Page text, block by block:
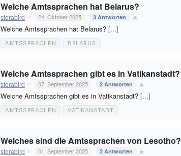
Welche Amtssprachen hat Belarus?
storabird 24. Oktober 2025 3 Antworten
Welche Amtssprachen hat Belarus? [...]
AMTSSPRACHEN BELARUS
Welche Amtssprachen gibt es in Vatikanstadt?
storabird 07. September 2025 2 Antworten
Welche Amtssprachen gibt es in Vatikanstadt? [...]
AMTSSPRACHEN VATIKANSTADT
Welches sind die Amtssprachen von Lesotho?
storabird 01. September 2025 2 Antworten